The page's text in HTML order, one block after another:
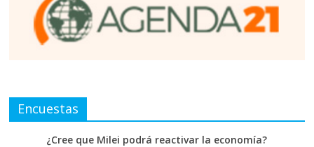
Encuestas
¿Cree que Milei podrá reactivar la economía?